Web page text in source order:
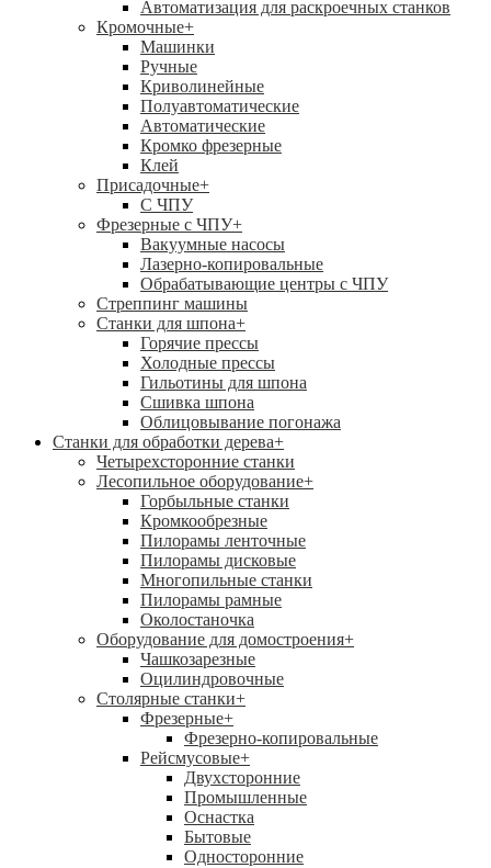
Автоматизация для раскроечных станков
Кромочные+
Машинки
Ручные
Криволинейные
Полуавтоматические
Автоматические
Кромко фрезерные
Клей
Присадочные+
С ЧПУ
Фрезерные с ЧПУ+
Вакуумные насосы
Лазерно-копировальные
Обрабатывающие центры с ЧПУ
Стреппинг машины
Станки для шпона+
Горячие прессы
Холодные прессы
Гильотины для шпона
Сшивка шпона
Облицовывание погонажа
Станки для обработки дерева+
Четырехсторонние станки
Лесопильное оборудование+
Горбыльные станки
Кромкообрезные
Пилорамы ленточные
Пилорамы дисковые
Многопильные станки
Пилорамы рамные
Околостаночка
Оборудование для домостроения+
Чашкозарезные
Оцилиндровочные
Столярные станки+
Фрезерные+
Фрезерно-копировальные
Рейсмусовые+
Двухсторонние
Промышленные
Оснастка
Бытовые
Односторонние